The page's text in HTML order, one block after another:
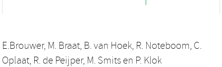
E.Brouwer, M. Braat, B. van Hoek, R. Noteboom, C.
Oplaat, R. de Peijper, M. Smits en P. Klok